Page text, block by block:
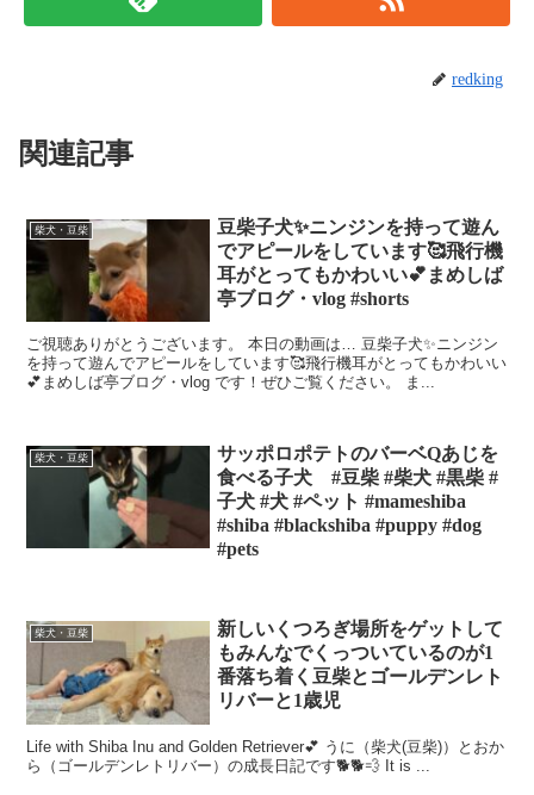
redking
関連記事
柴犬・豆柴
豆柴子犬✨ニンジンを持って遊ん
でアピールをしています🥰飛行機
耳がとってもかわいい💕まめしば
亭ブログ・vlog #shorts
ご視聴ありがとうございます。 本日の動画は… 豆柴子犬✨ニンジン
を持って遊んでアピールをしています🥰飛行機耳がとってもかわいい
💕まめしば亭ブログ・vlog です！ぜひご覧ください。 ま...
柴犬・豆柴
サッポロポテトのバーベQあじを
食べる子犬 #豆柴 #柴犬 #黒柴 #
子犬 #犬 #ペット #mameshiba
#shiba #blackshiba #puppy #dog
#pets
柴犬・豆柴
新しいくつろぎ場所をゲットして
もみんなでくっついているのが1
番落ち着く豆柴とゴールデンレト
リバーと1歳児
Life with Shiba Inu and Golden Retriever💕 うに（柴犬(豆柴)）とおか
ら（ゴールデンレトリバー）の成長日記です🐕🐕💨 It is ...